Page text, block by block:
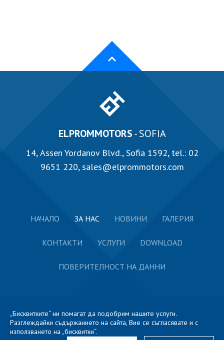
ELPROMMOTORS- SOFIA
14, Аssen Yordanov Blvd., Sofia 1592, tel.: 02
9651 220,sales@elprommotors.com
НАЧАЛО ЗА НАС НОВИНИ ГАЛЕРИЯ
КОНТАКТИ УСЛУГИ DOWNLOAD
ПОВЕРИТЕЛНОСТ НА ДАННИ
2026 ЕЛПРОМ ХАРМАНЛИ © Всички права запазени.
„Бисквитките“ ни помагат да подобрим нашите услуги.
Разглеждайки съдържанието на сайта, Вие се съгласявате и с
използването на „бисквитки“.